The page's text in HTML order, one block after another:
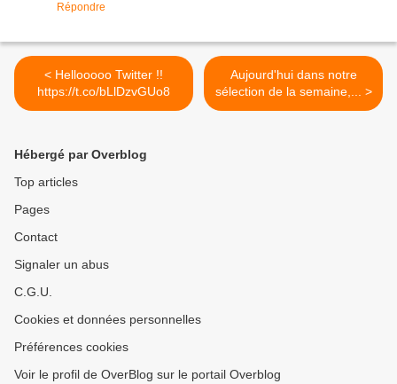
Répondre
< Hellooooo Twitter !!
https://t.co/bLlDzvGUo8
Aujourd'hui dans notre
sélection de la semaine,... >
Hébergé par Overblog
Top articles
Pages
Contact
Signaler un abus
C.G.U.
Cookies et données personnelles
Préférences cookies
Voir le profil de OverBlog sur le portail Overblog